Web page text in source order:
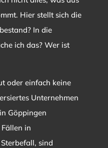
Hier stellt sich die
In die
ich das? Wer ist
oder einfach keine
Unternehmen
Göppingen
in
sind